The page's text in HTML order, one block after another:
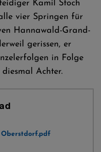
Kamil Stoch
vier Springen für
Hannawald-Grand-
gerissen, er
in Folge
Achter.
Oberstdorf.pdf